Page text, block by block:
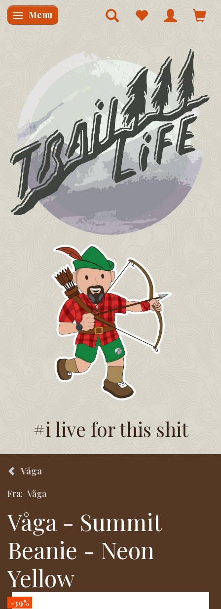
Skifte navigation
Menu
#i live for this shit
Våga
Fra: Våga
Våga - Summit
Beanie - Neon
Yellow
-39%